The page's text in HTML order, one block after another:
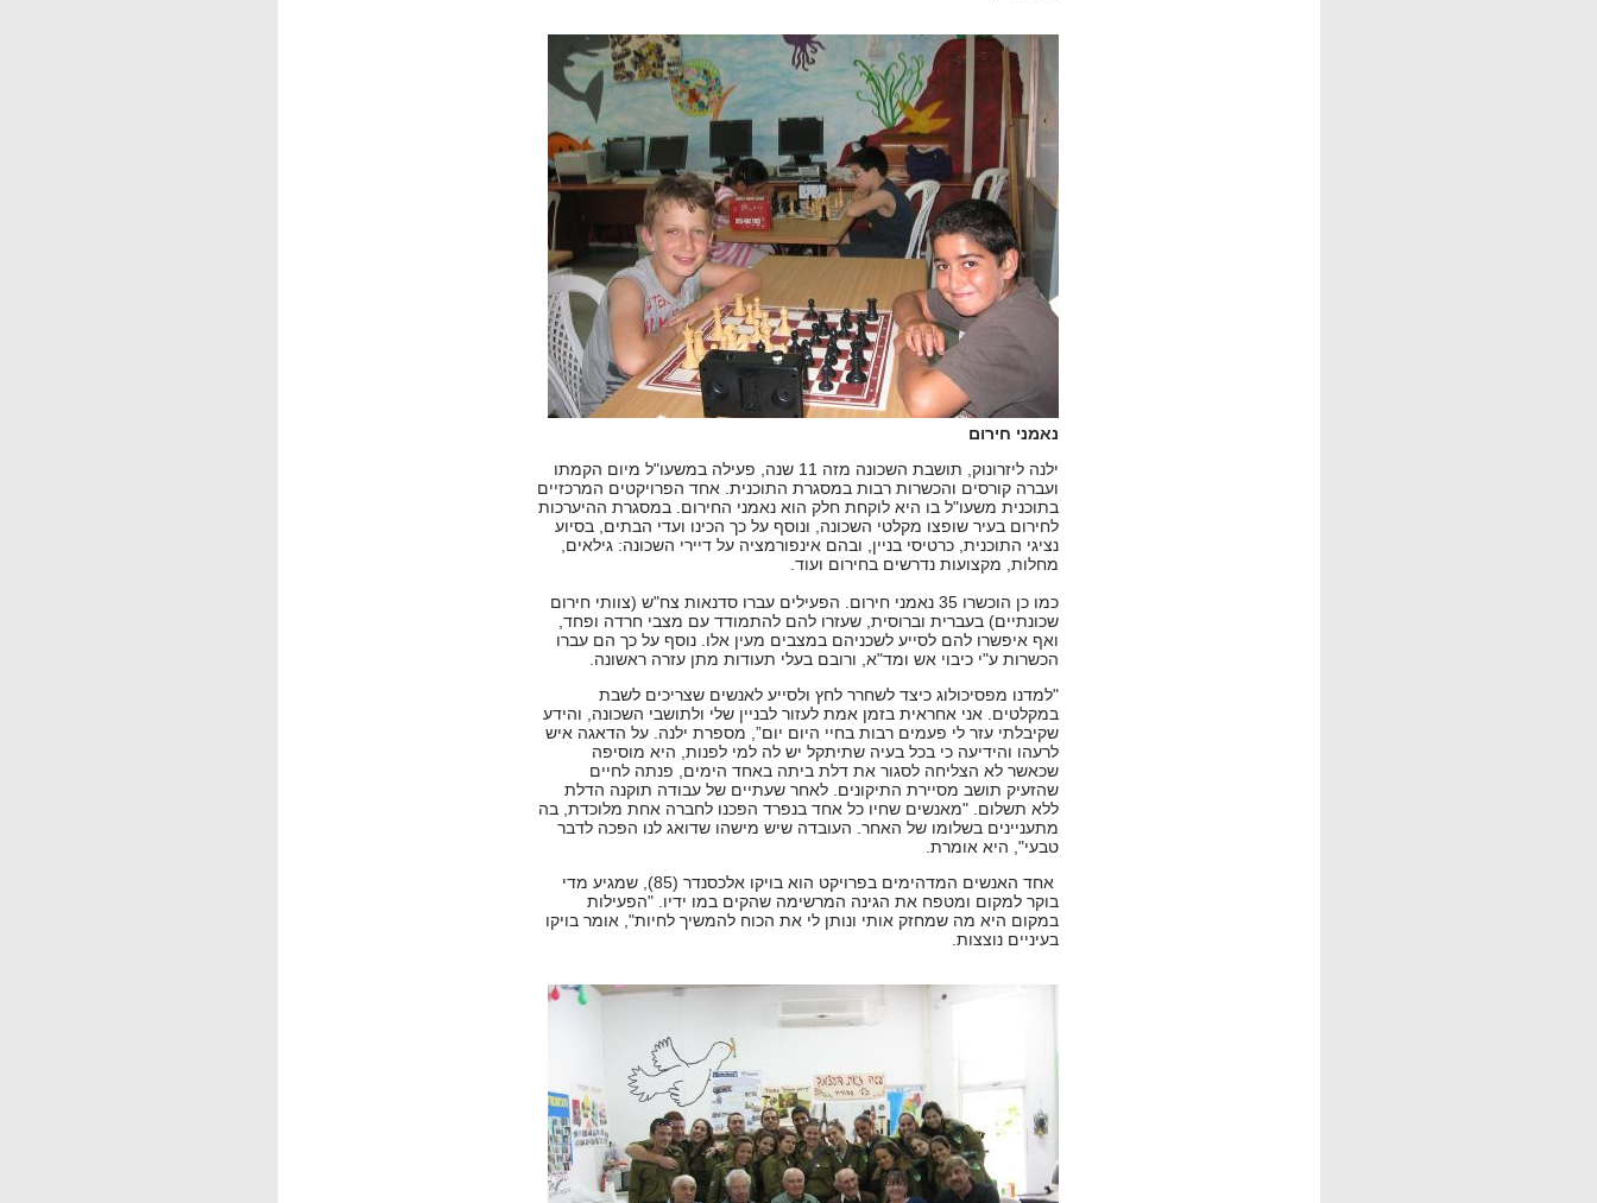
נאמני חירום
ילנה ליזרונוק, תושבת השכונה מזה 11 שנה, פעילה במשעו"ל מיום הקמתו
ועברה קורסים והכשרות רבות במסגרת התוכנית. אחד הפרויקטים המרכזיים
בתוכנית משעו"ל בו היא לוקחת חלק הוא נאמני החירום. במסגרת ההיערכות
לחירום בעיר שופצו מקלטי השכונה, ונוסף על כך הכינו ועדי הבתים, בסיוע
נציגי התוכנית, כרטיסי בניין, ובהם אינפורמציה על דיירי השכונה: גילאים,
מחלות, מקצועות נדרשים בחירום ועוד.
כמו כן הוכשרו 35 נאמני חירום. הפעילים עברו סדנאות צח"ש (צוותי חירום
שכונתיים) בעברית וברוסית, שעזרו להם להתמודד עם מצבי חרדה ופחד,
ואף איפשרו להם לסייע לשכניהם במצבים מעין אלו. נוסף על כך הם עברו
הכשרות ע"י כיבוי אש ומד"א, ורובם בעלי תעודות מתן עזרה ראשונה.
"למדנו מפסיכולוג כיצד לשחרר לחץ ולסייע לאנשים שצריכים לשבת
במקלטים. אני אחראית בזמן אמת לעזור לבניין שלי ולתושבי השכונה, והידע
שקיבלתי עזר לי פעמים רבות בחיי היום יום”, מספרת ילנה. על הדאגה איש
לרעהו והידיעה כי בכל בעיה שתיתקל יש לה למי לפנות, היא מוסיפה
שכאשר לא הצליחה לסגור את דלת ביתה באחד הימים, פנתה לחיים
שהזעיק תושב מסיירת התיקונים. לאחר שעתיים של עבודה תוקנה הדלת
ללא תשלום. "מאנשים שחיו כל אחד בנפרד הפכנו לחברה אחת מלוכדת, בה
מתעניינים בשלומו של האחר. העובדה שיש מישהו שדואג לנו הפכה לדבר
טבעי", היא אומרת.
אחד האנשים המדהימים בפרויקט הוא בויקו אלכסנדר (85), שמגיע מדי
בוקר למקום ומטפח את הגינה המרשימה שהקים במו ידיו. "הפעילות
במקום היא מה שמחזק אותי ונותן לי את הכוח להמשיך לחיות", אומר בויקו
בעיניים נוצצות.